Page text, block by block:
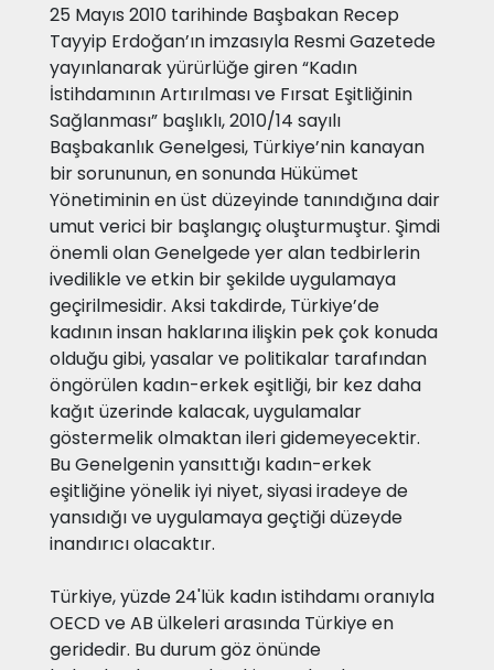
25 Mayıs 2010 tarihinde Başbakan Recep
Tayyip Erdoğan’ın imzasıyla Resmi Gazetede
yayınlanarak yürürlüğe giren “Kadın
İstihdamının Artırılması ve Fırsat Eşitliğinin
Sağlanması” başlıklı, 2010/14 sayılı
Başbakanlık Genelgesi, Türkiye’nin kanayan
bir sorununun, en sonunda Hükümet
Yönetiminin en üst düzeyinde tanındığına dair
umut verici bir başlangıç oluşturmuştur. Şimdi
önemli olan Genelgede yer alan tedbirlerin
ivedilikle ve etkin bir şekilde uygulamaya
geçirilmesidir. Aksi takdirde, Türkiye’de
kadının insan haklarına ilişkin pek çok konuda
olduğu gibi, yasalar ve politikalar tarafından
öngörülen kadın-erkek eşitliği, bir kez daha
kağıt üzerinde kalacak, uygulamalar
göstermelik olmaktan ileri gidemeyecektir.
Bu Genelgenin yansıttığı kadın-erkek
eşitliğine yönelik iyi niyet, siyasi iradeye de
yansıdığı ve uygulamaya geçtiği düzeyde
inandırıcı olacaktır.
Türkiye, yüzde 24'lük kadın istihdamı oranıyla
OECD ve AB ülkeleri arasında Türkiye en
geridedir. Bu durum göz önünde